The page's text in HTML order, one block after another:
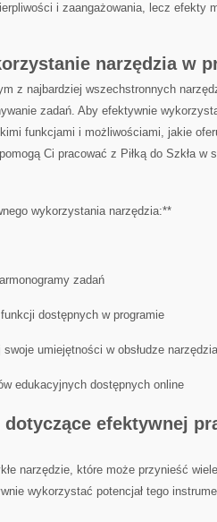
i zaangażowania, lecz efekty
narzędzia w
z najbardziej wszechstronnych
zadań. Aby efektywnie
funkcjami i możliwościami, jakie
Ci pracować z Piłką do Szkła w
wykorzystania narzędzia:**
zadań
dostępnych w programie
swoje umiejętności w obsłudze narzędzia
edukacyjnych dostępnych online
dotyczące efektywnej
narzędzie, które może przynieść
wykorzystać potencjał tego​